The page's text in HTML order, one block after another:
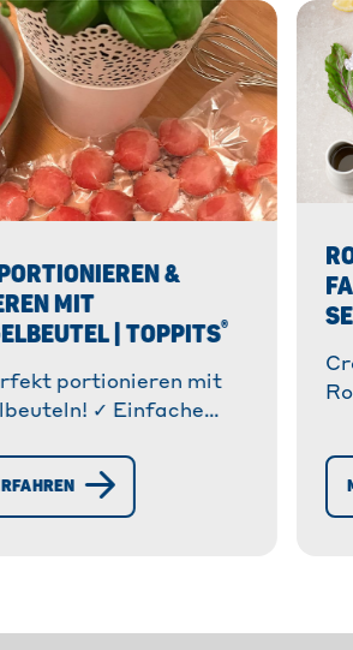
& E
MIT E
| TOPPITS
®
portionieren mit
✓ Einfache
mehr. » Jetzt
wie's geht!